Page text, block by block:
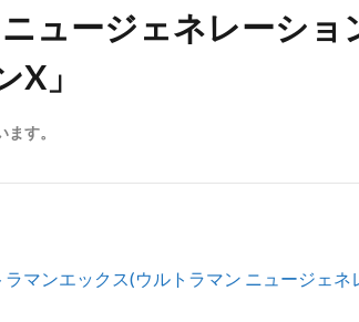
ュージェネレーショ
X」
す。
ラマンエックス(ウルトラマン ニュージェ